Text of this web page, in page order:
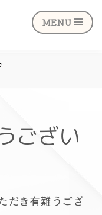
MENU
ござい
だき有難うござ